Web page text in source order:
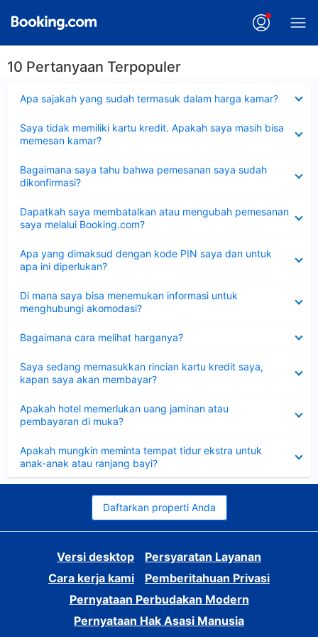
10 Pertanyaan Terpopuler
Apa sajakah yang sudah termasuk dalam harga kamar?
Saya tidak memiliki kartu kredit. Apakah saya masih bisa
memesan kamar?
Bagaimana saya tahu bahwa pemesanan saya sudah
dikonfirmasi?
Dapatkah saya membatalkan atau mengubah pemesanan
saya melalui Booking.com?
Apa yang dimaksud dengan kode PIN saya dan untuk
apa ini diperlukan?
Di mana saya bisa menemukan informasi untuk
menghubungi akomodasi?
Bagaimana cara melihat harganya?
Saya sedang memasukkan rincian kartu kredit saya,
kapan saya akan membayar?
Apakah hotel memerlukan uang jaminan atau
pembayaran di muka?
Apakah mungkin meminta tempat tidur ekstra untuk
anak-anak atau ranjang bayi?
Daftarkan properti Anda
Versi desktop
Persyaratan Layanan
Cara kerja kami
Pemberitahuan Privasi
Pernyataan Perbudakan Modern
Pernyataan Hak Asasi Manusia